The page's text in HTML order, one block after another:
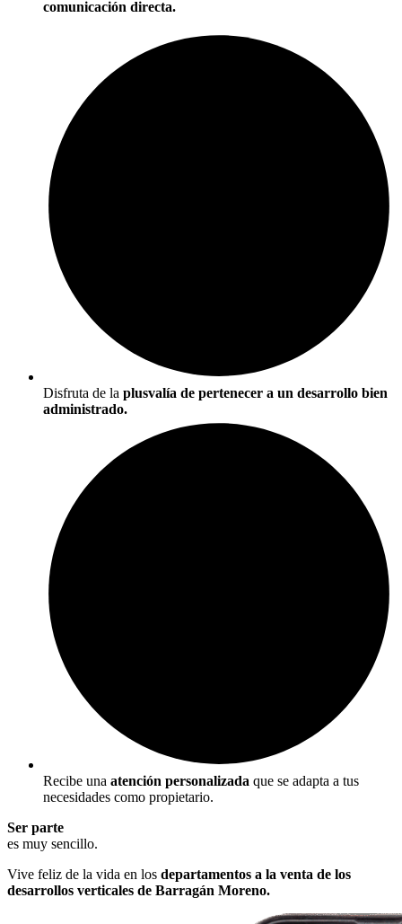
comunicación directa.
Disfruta de la plusvalía de pertenecer a un desarrollo bien
administrado.
Recibe una atención personalizada que se adapta a tus
necesidades como propietario.
Ser parte
es muy sencillo.
Vive feliz de la vida en los departamentos a la venta de los
desarrollos verticales de Barragán Moreno.